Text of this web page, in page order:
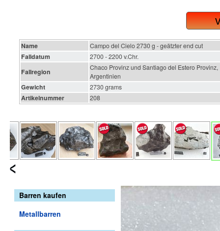
Name Campo del Cielo 2730 g - geätzter end cut
Falldatum 2700 - 2200 v.Chr.
Fallregion
Chaco Provinz und Santiago del Estero Provinz,
Argentinien
Gewicht 2730 grams
Artikelnummer 208
Barren kaufen
Metallbarren